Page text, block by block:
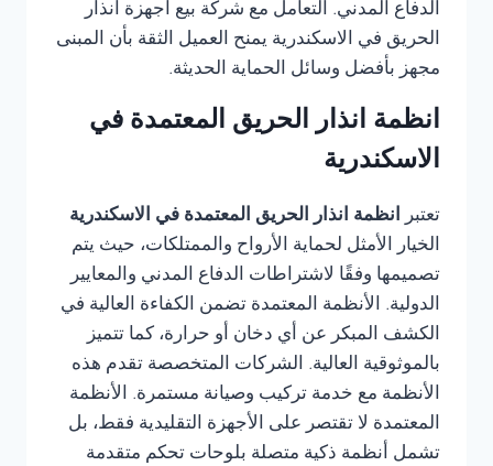
الدفاع المدني. التعامل مع شركة بيع اجهزة انذار
الحريق في الاسكندرية يمنح العميل الثقة بأن المبنى
مجهز بأفضل وسائل الحماية الحديثة.
انظمة انذار الحريق المعتمدة في
الاسكندرية
تعتبر انظمة انذار الحريق المعتمدة في الاسكندرية
الخيار الأمثل لحماية الأرواح والممتلكات، حيث يتم
تصميمها وفقًا لاشتراطات الدفاع المدني والمعايير
الدولية. الأنظمة المعتمدة تضمن الكفاءة العالية في
الكشف المبكر عن أي دخان أو حرارة، كما تتميز
بالموثوقية العالية. الشركات المتخصصة تقدم هذه
الأنظمة مع خدمة تركيب وصيانة مستمرة. الأنظمة
المعتمدة لا تقتصر على الأجهزة التقليدية فقط، بل
تشمل أنظمة ذكية متصلة بلوحات تحكم متقدمة